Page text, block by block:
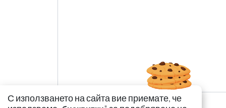
С използването на сайта вие приемате, че